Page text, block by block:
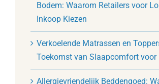
Bodem: Waarom Retailers voor
Inkoop Kiezen
Verkoelende Matrassen en
Toekomst van Slaapcomfort voor
Allergievriendelijk Beddengoed: